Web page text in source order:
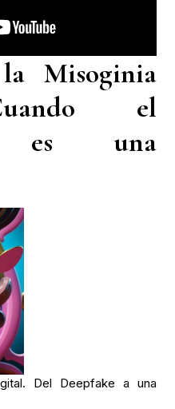
Misoginia
el
es una
Del Deepfake a una